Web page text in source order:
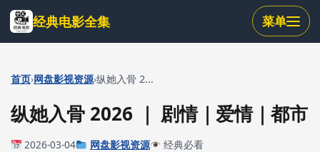
跳
到
主
内
经典电影全集 菜单
首页›网盘影视资源›纵她入骨 2...
纵她入骨 2026 ｜ 剧情｜爱情｜都市
2026-03-04 网盘影视资源 经典必看